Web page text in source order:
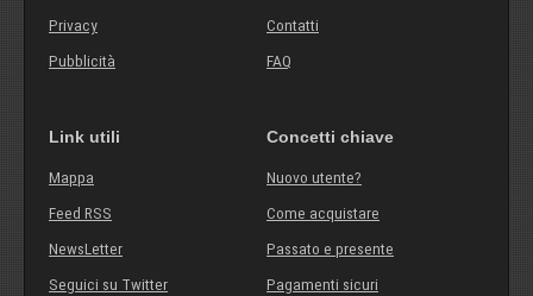
Privacy
Pubblicità
Contatti
FAQ
Link utili
Mappa
Feed RSS
NewsLetter
Seguici su Twitter
Concetti chiave
Nuovo utente?
Come acquistare
Passato e presente
Pagamenti sicuri